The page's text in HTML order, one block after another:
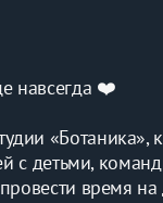
навсегда ❤️
детьми,
время